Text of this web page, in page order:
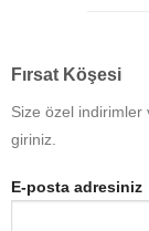
Fırsat Köşesi
Size özel indirimler
giriniz.
E-posta adresiniz